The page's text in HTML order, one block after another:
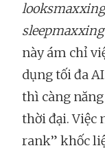
looksmaxxing
sleepmaxxing
này ám chỉ
dụng tối đa
thì càng
thời đại. Việc
rank” khốc